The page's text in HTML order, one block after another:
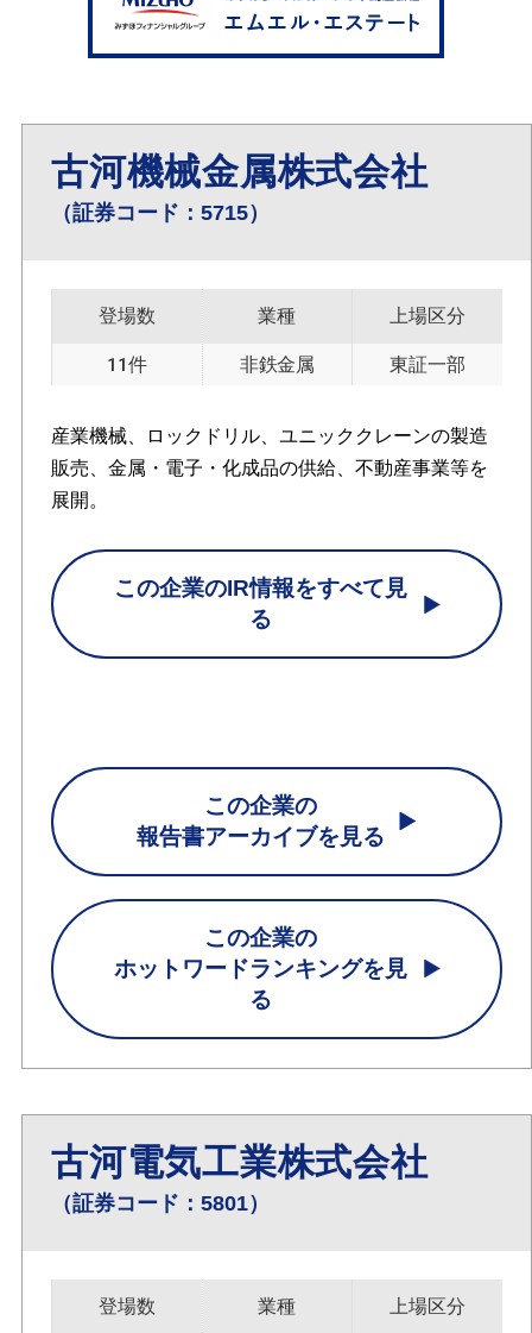
古河機械金属株式会社
（証券コード：5715）
登場数
11件
業種
非鉄金属
上場区分
東証一部
産業機械、ロックドリル、ユニッククレーンの製造
販売、金属・電子・化成品の供給、不動産事業等を
展開。
この企業のIR情報をすべて見
る
この企業の
報告書アーカイブを見る
この企業の
ホットワードランキングを見
る
古河電気工業株式会社
（証券コード：5801）
登場数 業種 上場区分